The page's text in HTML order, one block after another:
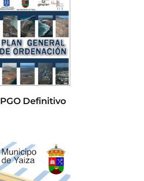
PGO Definitivo